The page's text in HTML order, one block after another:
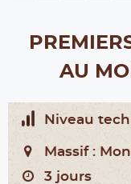
AU
Niveau
Massif :
3 jours